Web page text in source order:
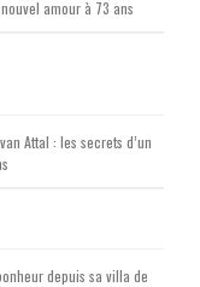
amour à 73 ans
Attal : les secrets d’un
depuis sa villa de